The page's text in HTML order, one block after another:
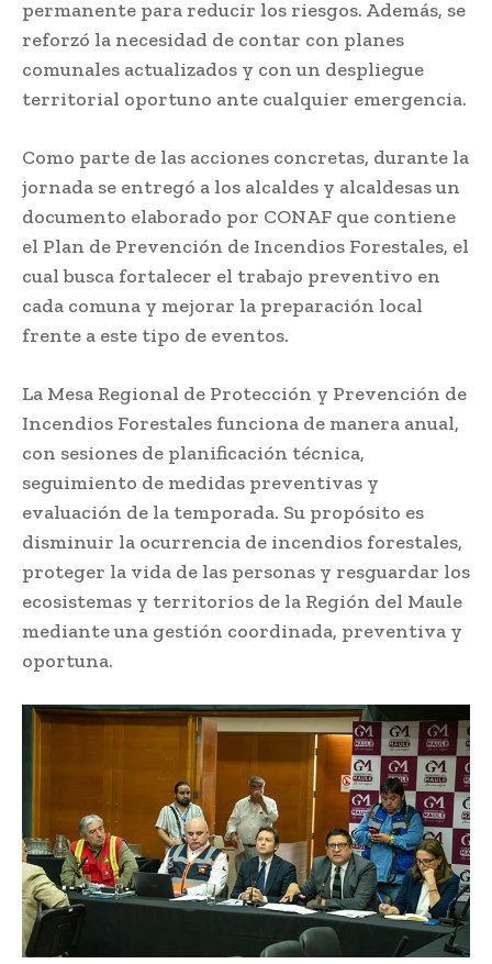
permanente para reducir los riesgos. Además, se
reforzó la necesidad de contar con planes
comunales actualizados y con un despliegue
territorial oportuno ante cualquier emergencia.
Como parte de las acciones concretas, durante la
jornada se entregó a los alcaldes y alcaldesas un
documento elaborado por CONAF que contiene
el Plan de Prevención de Incendios Forestales, el
cual busca fortalecer el trabajo preventivo en
cada comuna y mejorar la preparación local
frente a este tipo de eventos.
La Mesa Regional de Protección y Prevención de
Incendios Forestales funciona de manera anual,
con sesiones de planificación técnica,
seguimiento de medidas preventivas y
evaluación de la temporada. Su propósito es
disminuir la ocurrencia de incendios forestales,
proteger la vida de las personas y resguardar los
ecosistemas y territorios de la Región del Maule
mediante una gestión coordinada, preventiva y
oportuna.